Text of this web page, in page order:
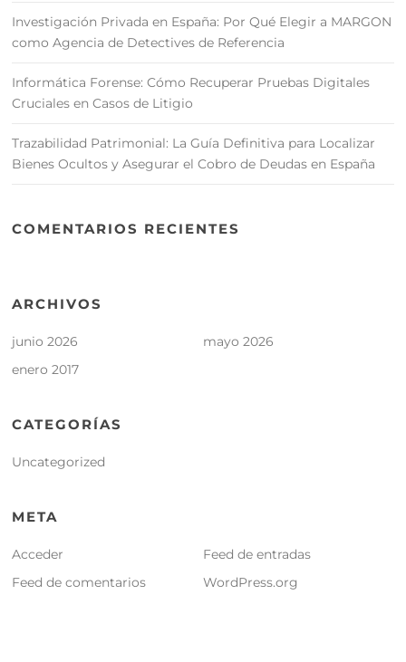
Investigación Privada en España: Por Qué Elegir a MARGON
como Agencia de Detectives de Referencia
Informática Forense: Cómo Recuperar Pruebas Digitales
Cruciales en Casos de Litigio
Trazabilidad Patrimonial: La Guía Definitiva para Localizar
Bienes Ocultos y Asegurar el Cobro de Deudas en España
COMENTARIOS RECIENTES
ARCHIVOS
junio 2026
mayo 2026
enero 2017
CATEGORÍAS
Uncategorized
META
Acceder
Feed de entradas
Feed de comentarios
WordPress.org